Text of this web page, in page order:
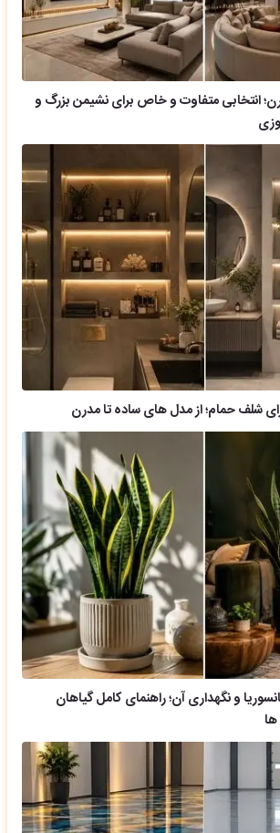
انتخابی متفاوت و خاص برای نشیمن بزرگ و
و نگهداری آن؛ راهنمای کامل گیاهان
ها